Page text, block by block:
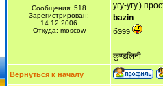
Сообщения: 518
Зарегистрирован:
14.12.2006
Откуда: moscow
угу-угу.)
bazin
бэээ
कुण्डलिनी
Вернуться к началу